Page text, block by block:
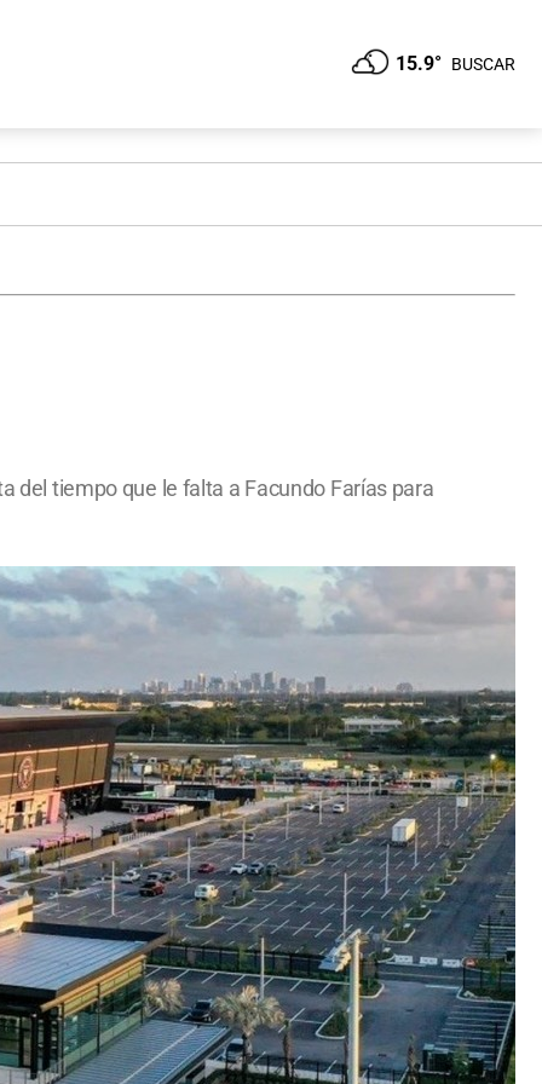
15.9° BUSCAR
del tiempo que le falta a Facundo Farías para